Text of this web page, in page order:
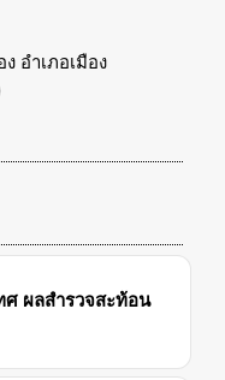
อำเภอเมือง
ศ ผลสำรวจสะท้อน